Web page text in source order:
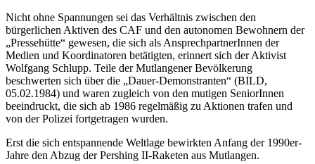
Nicht ohne Spannungen sei das Verhältnis zwischen den
bürgerlichen Aktiven des CAF und den autonomen Bewohnern der
„Pressehütte“ gewesen, die sich als AnsprechpartnerInnen der
Medien und Koordinatoren betätigten, erinnert sich der Aktivist
Wolfgang Schlupp. Teile der Mutlangener Bevölkerung
beschwerten sich über die „Dauer-Demonstranten“ (BILD,
05.02.1984) und waren zugleich von den mutigen SeniorInnen
beeindruckt, die sich ab 1986 regelmäßig zu Aktionen trafen und
von der Polizei fortgetragen wurden.
Erst die sich entspannende Weltlage bewirkten Anfang der 1990er-
Jahre den Abzug der Pershing II-Raketen aus Mutlangen.